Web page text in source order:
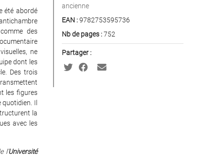
été abordé
des
ne
dont les
Des trois
les figures
Il
la
avec les
l’Université
ancienne
EAN :9782753595736
Nb de pages :752
Partager :